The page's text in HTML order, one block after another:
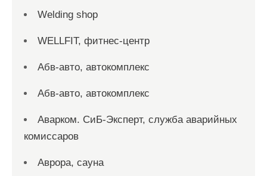
Welding shop
WELLFIT, фитнес-центр
Абв-авто, автокомплекс
Абв-авто, автокомплекс
Аварком. СиБ-Эксперт, служба аварийных
комиссаров
Аврора, сауна